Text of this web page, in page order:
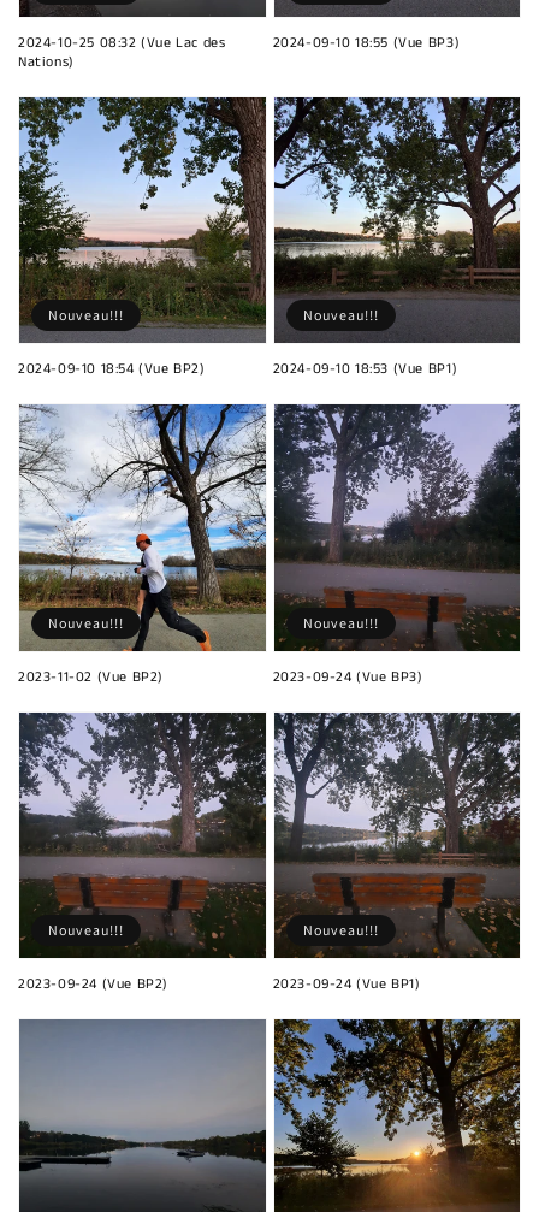
2024-10-25 08:32 (Vue Lac des
Nations)
2024-09-10 18:55 (Vue BP3)
2024-09-10 18:54 (Vue BP2)
Nouveau!!!
2024-09-10 18:53 (Vue BP1)
Nouveau!!!
2023-11-02 (Vue BP2)
Nouveau!!!
2023-09-24 (Vue BP3)
Nouveau!!!
2023-09-24 (Vue BP2)
Nouveau!!!
2023-09-24 (Vue BP1)
Nouveau!!!